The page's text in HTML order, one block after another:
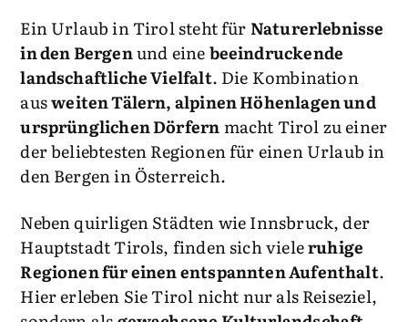
Ein Urlaub in Tirol steht für Naturerlebnisse
in den Bergenund einebeeindruckende
landschaftliche Vielfalt. Die Kombination
ausweiten Tälern, alpinen Höhenlagen und
ursprünglichen Dörfernmacht Tirol zu einer
der beliebtesten Regionen für einen Urlaub in
den Bergen in Österreich.
Neben quirligen Städten wie Innsbruck, der
Hauptstadt Tirols, finden sich vieleruhige
Regionen für einen entspannten Aufenthalt.
Hier erleben Sie Tirol nicht nur als Reiseziel,